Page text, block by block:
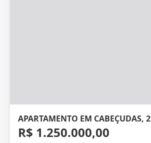
APARTAMENTO EM CABEÇUDAS,
R$ 1.250.000,00